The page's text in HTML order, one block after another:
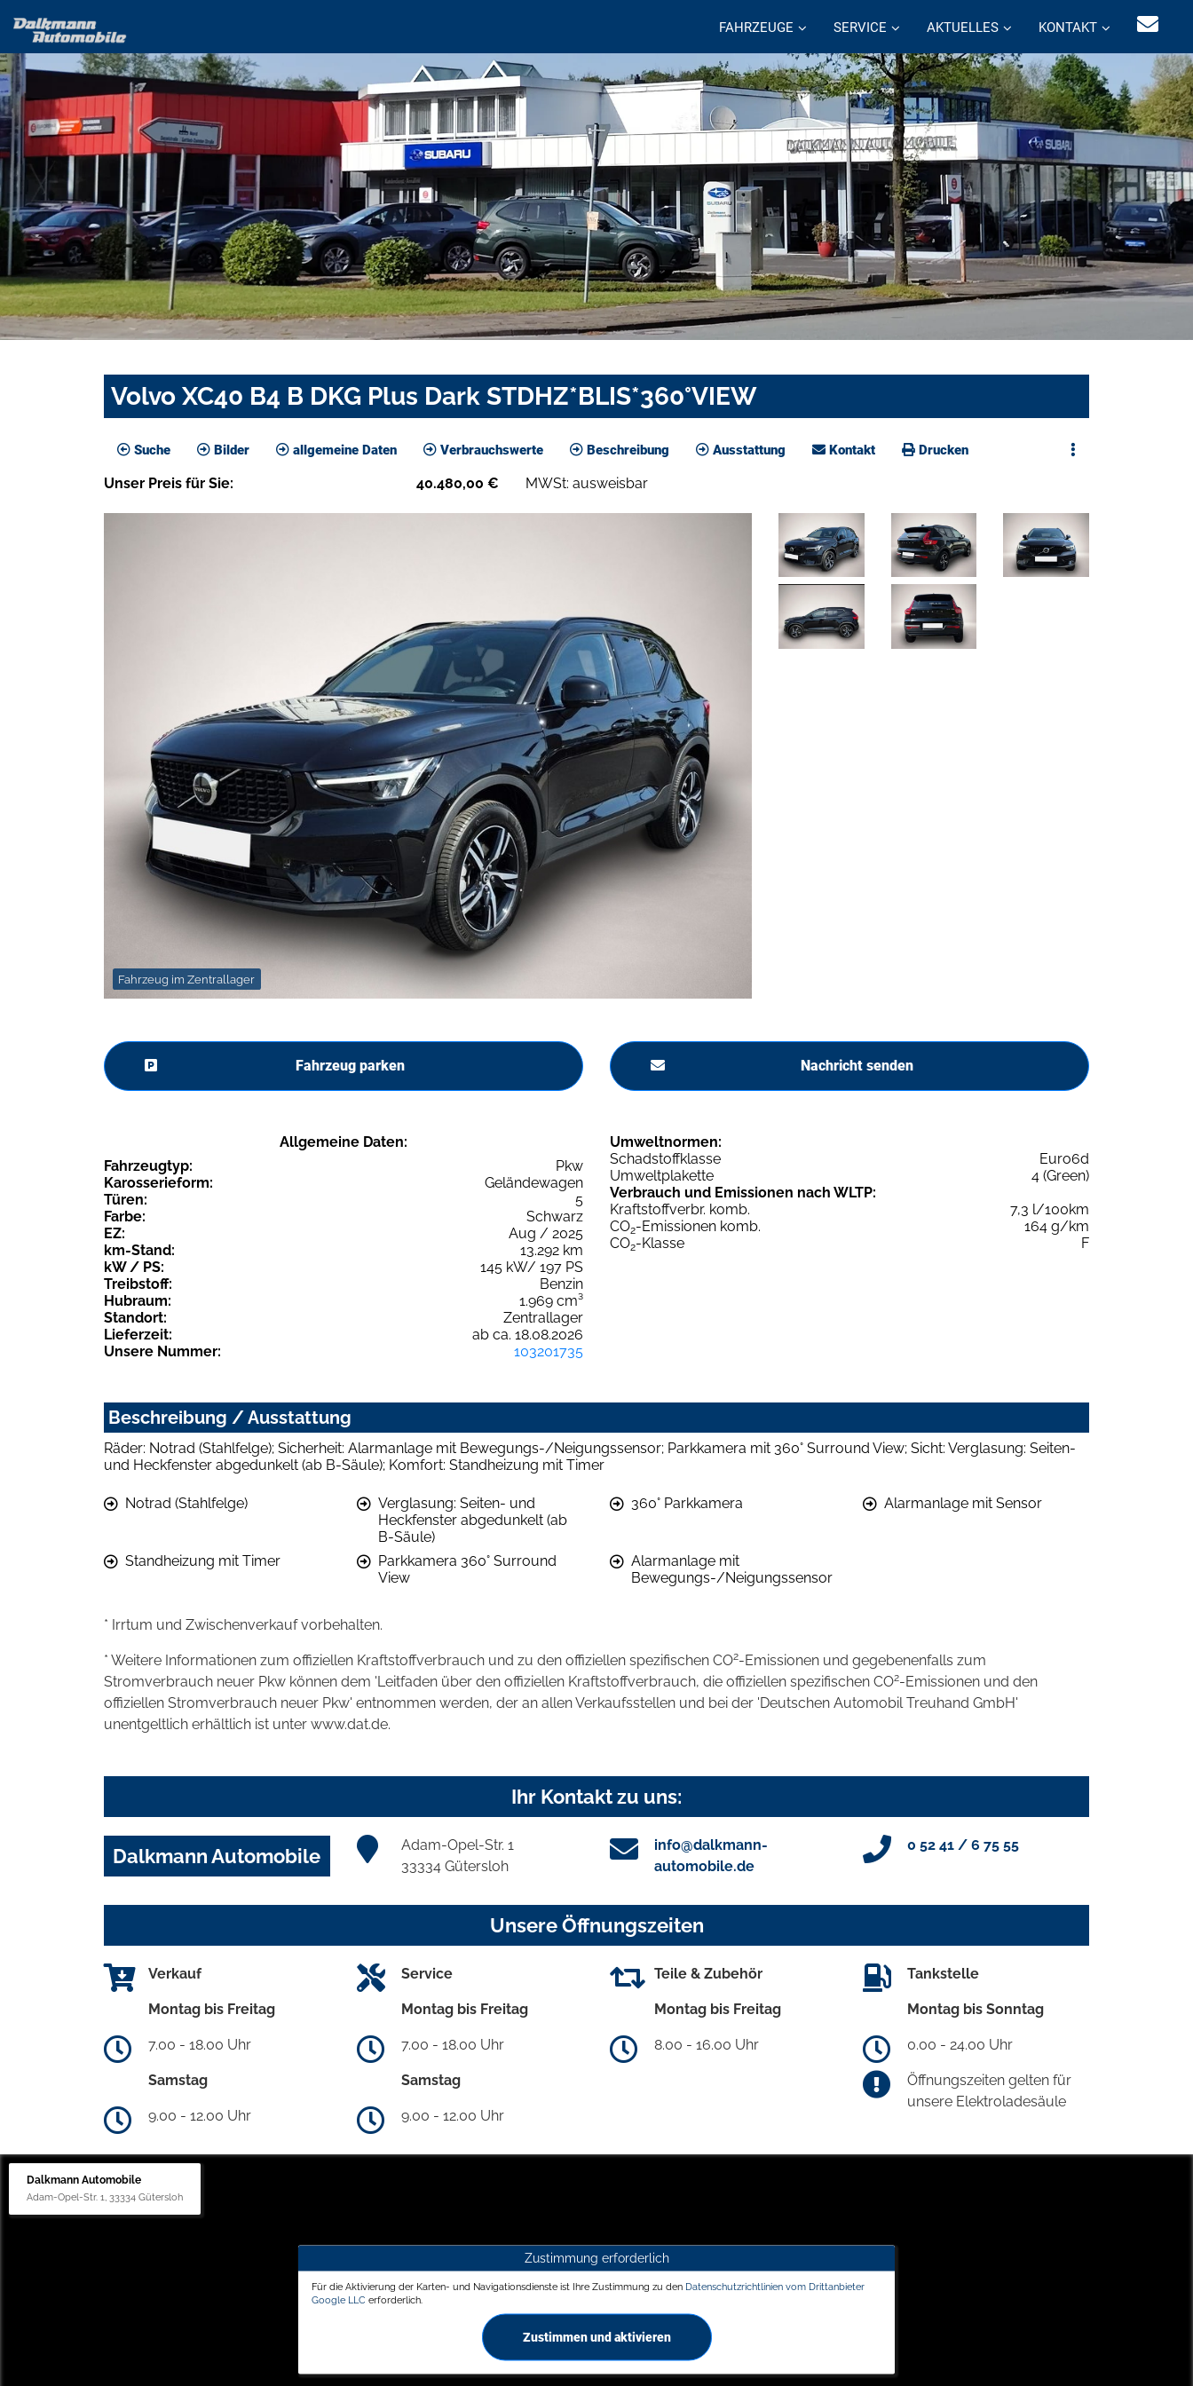
FAHRZEUGE SERVICE AKTUELLES KONTAKT
Volvo XC40 B4 B DKG Plus Dark STDHZ*BLIS*360°VIEW
Suche Bilder allgemeine Daten Verbrauchswerte Beschreibung Ausstattung Kontakt Drucken
Unser Preis für Sie: 40.480,00 € MWSt: ausweisbar
Fahrzeug im Zentrallager
Fahrzeug parken Nachricht senden
Allgemeine Daten:
Fahrzeugtyp:
Pkw
Karosserieform:
Geländewagen
Türen:
5
Farbe:
Schwarz
EZ:
Aug / 2025
km-Stand:
13.292 km
kW / PS:
145 kW/ 197 PS
Treibstoff:
Benzin
Hubraum:
1.969 cm³
Standort:
Zentrallager
Lieferzeit:
ab ca. 18.08.2026
Unsere Nummer:
103201735
Umweltnormen:
Schadstoffklasse
Euro6d
Umweltplakette
4 (Green)
Verbrauch und Emissionen nach WLTP:
Kraftstoffverbr. komb.
7,3 l/100km
CO2-Emissionen komb.
164 g/km
CO2-Klasse F
Beschreibung / Ausstattung
Räder: Notrad (Stahlfelge); Sicherheit: Alarmanlage mit Bewegungs-/Neigungssensor; Parkkamera mit 360° Surround View; Sicht: Verglasung: Seiten-
und Heckfenster abgedunkelt (ab B-Säule); Komfort: Standheizung mit Timer
Notrad (Stahlfelge)
Verglasung: Seiten- und
Heckfenster abgedunkelt (ab
B-Säule)
360° Parkkamera Alarmanlage mit Sensor
Standheizung mit Timer
Parkkamera 360° Surround
View
Alarmanlage mit
Bewegungs-/Neigungssensor
* Irrtum und Zwischenverkauf vorbehalten.
* Weitere Informationen zum offiziellen Kraftstoffverbrauch und zu den offiziellen spezifischen CO2-Emissionen und gegebenenfalls zum
Stromverbrauch neuer Pkw können dem 'Leitfaden über den offiziellen Kraftstoffverbrauch, die offiziellen spezifischen CO2-Emissionen und den
offiziellen Stromverbrauch neuer Pkw' entnommen werden, der an allen Verkaufsstellen und bei der 'Deutschen Automobil Treuhand GmbH'
unentgeltlich erhältlich ist unter www.dat.de.
Ihr Kontakt zu uns:
Dalkmann Automobile
Adam-Opel-Str. 1
33334 Gütersloh
info@dalkmann-
automobile.de
0 52 41 / 6 75 55
Unsere Öffnungszeiten
Verkauf
Montag bis Freitag
7.00 - 18.00 Uhr
Samstag
9.00 - 12.00 Uhr
Service
Montag bis Freitag
7.00 - 18.00 Uhr
Samstag
9.00 - 12.00 Uhr
Teile & Zubehör
Montag bis Freitag
8.00 - 16.00 Uhr
Tankstelle
Montag bis Sonntag
0.00 - 24.00 Uhr
Öffnungszeiten gelten für
unsere Elektroladesäule
Dalkmann Automobile
Adam-Opel-Str. 1, 33334 Gütersloh
Zustimmung erforderlich
Für die Aktivierung der Karten- und Navigationsdienste ist Ihre Zustimmung zu den Datenschutzrichtlinien vom Drittanbieter
Google LLC erforderlich.
Zustimmen und aktivieren